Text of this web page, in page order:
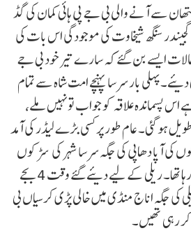
سے آنے والی بی جے پی ہائی کمان کی گڈ
سنگھ شیخاوت کی موجودگی اس بات کی
ایسے بن گئے کہ سارے تیر خود بی جے
پہلی بار سرسا پہنچے امت شاہ سے تمام
پسماندہ علاقہ کو جواب تو نہیں ملے،
ہو گئی۔ عام طور پر کسی بڑے لیڈر کی آمد
کی آپا دھاپی کی جگہ سرسا شہر کی سڑکوں
پر پسرا سناٹا سب کچھ بیان کر رہا تھا۔ ریلی کے لیے دیئے گئے وقت 4 بجے
کی جگہ اناج منڈی میں خالی پڑی کرسیاں بی
رہی تھیں۔